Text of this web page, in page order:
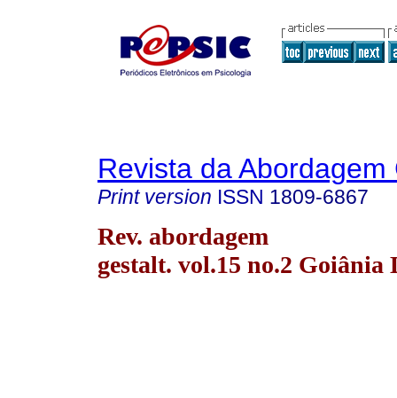
Revista da Abordagem
Print version ISSN 1809-6867
Rev. abordagem
gestalt. vol.15 no.2 Goiânia